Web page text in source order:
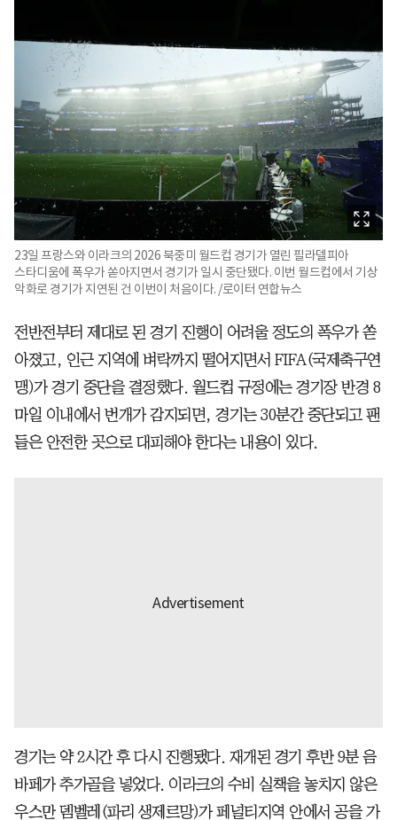
23일 프랑스와 이라크의 2026 북중미 월드컵 경기가 열린 필라델피아
스타디움에 폭우가 쏟아지면서 경기가 일시 중단됐다. 이번 월드컵에서 기상
악화로 경기가 지연된 건 이번이 처음이다. /로이터 연합뉴스
전반전부터 제대로 된 경기 진행이 어려울 정도의 폭우가 쏟
아졌고, 인근 지역에 벼락까지 떨어지면서 FIFA(국제축구연
맹)가 경기 중단을 결정했다. 월드컵 규정에는 경기장 반경 8
마일 이내에서 번개가 감지되면, 경기는 30분간 중단되고 팬
들은 안전한 곳으로 대피해야 한다는 내용이 있다.
경기는 약 2시간 후 다시 진행됐다. 재개된 경기 후반 9분 음
바페가 추가골을 넣었다. 이라크의 수비 실책을 놓치지 않은
우스만 뎀벨레(파리 생제르망)가 페널티지역 안에서 공을 가